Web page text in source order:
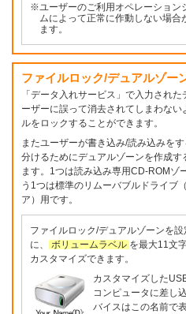
※ユーザーのご利用オペレーション
ムによって正常に作動しない場合
ます。
ファイルロック/デュアルゾー
「データ入れサービス」で入力され
ーザーに誤って消去されてしまわない
ルをロックすることができます。
またユーザーが書き込み/読み込みを
分けるためにデュアルゾーンを作成す
ます。1つは読み込み専用CD-ROMゾ
う1つは標準のリムーバブルドライブ
ア）用です。
ファイルロック/デュアルゾーンを
に、
ボリュームラベル を最大11文
カスタマイズできます。
カスタマイズした
コンピュータに差し
バイスはこの名前で表